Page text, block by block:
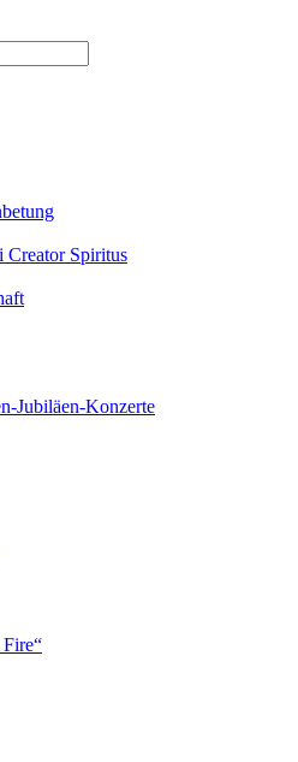
Creator Spiritus
Jubiläen-Konzerte